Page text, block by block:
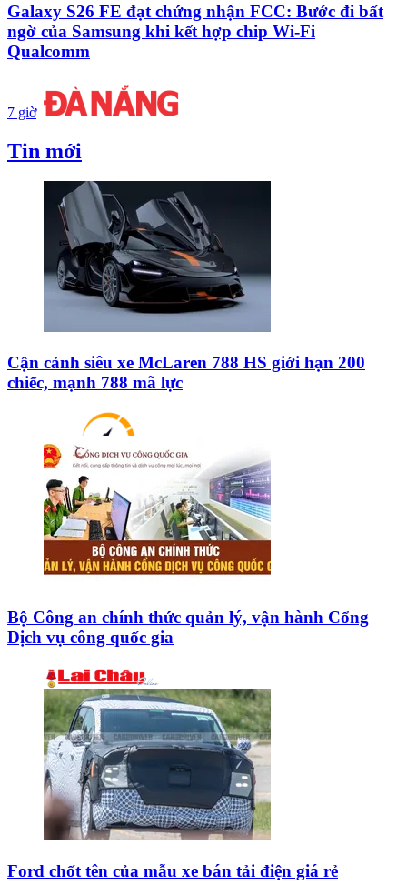
Galaxy S26 FE đạt chứng nhận FCC: Bước đi bất
ngờ của Samsung khi kết hợp chip Wi-Fi
Qualcomm
7 giờ
Tin mới
Cận cảnh siêu xe McLaren 788 HS giới hạn 200
chiếc, mạnh 788 mã lực
Bộ Công an chính thức quản lý, vận hành Cổng
Dịch vụ công quốc gia
Ford chốt tên của mẫu xe bán tải điện giá rẻ